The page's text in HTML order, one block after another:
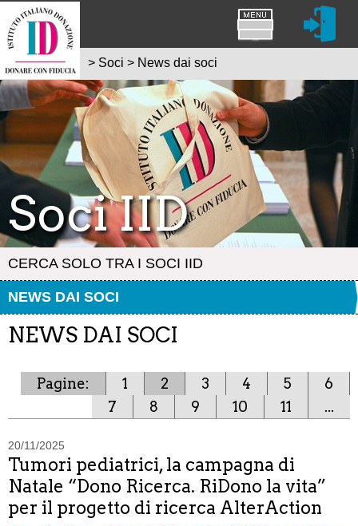
Soci IID
CERCA SOLO TRA I SOCI IID
NEWS DAI SOCI
> Soci > News dai soci
NEWS DAI SOCI
Pagine: 1 2 3 4 5
6
7
8 9 10 11 ...
20/11/2025
Tumori pediatrici, la campagna di
Natale “Dono Ricerca. RiDono la vita”
per il progetto di ricerca AlterAction